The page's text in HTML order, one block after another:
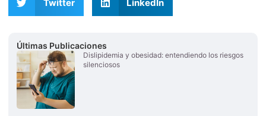
Twitter LinkedIn
Últimas Publicaciones
Dislipidemia y obesidad: entendiendo los riesgos
silenciosos